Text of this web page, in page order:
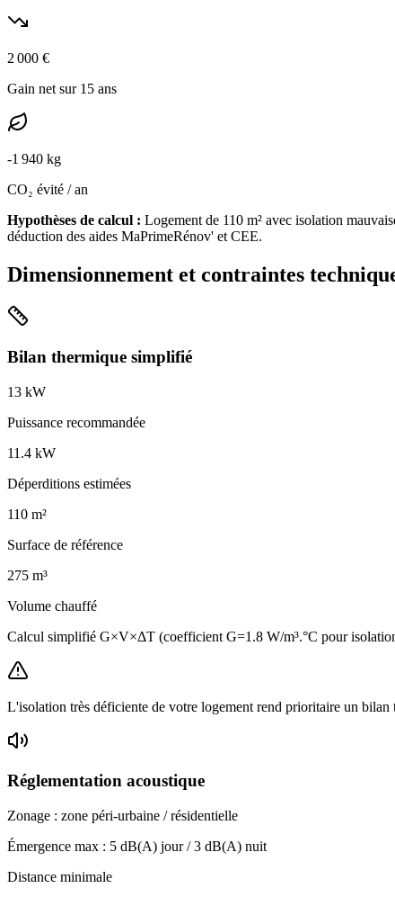
2 000 €
Gain net sur 15 ans
-1 940 kg
CO₂ évité / an
Hypothèses de calcul : Logement de 110 m² avec isolation
déduction des aides MaPrimeRénov' et CEE.
Dimensionnement et contraintes
Bilan thermique simplifié
13 kW
Puissance recommandée
11.4 kW
Déperditions estimées
110 m²
Surface de référence
275 m³
Volume chauffé
Calcul simplifié G×V×ΔT (coefficient G=1.8 W/m³.°C pour
L'isolation très déficiente de votre logement rend prioritaire un
Réglementation acoustique
Zonage : zone péri-urbaine / résidentielle
Émergence max : 5 dB(A) jour /3 dB(A) nuit
Distance minimale